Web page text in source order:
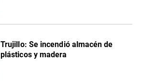
Trujillo: Se incendió almacén de
plásticos y madera